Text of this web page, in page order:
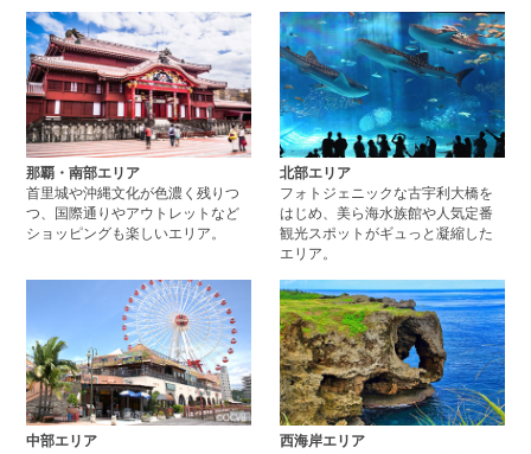
那覇・南部エリア
首里城や沖縄文化が色濃く残りつ
つ、国際通りやアウトレットなど
ショッピングも楽しいエリア。
那覇・南部エリアページへ
北部エリア
フォトジェニックな古宇利大橋を
はじめ、美ら海水族館や人気定番
観光スポットがギュっと凝縮した
エリア。
中部エリア
中部エリアページへ
西海岸エリア